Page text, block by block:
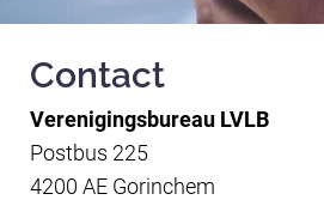
Contact
Verenigingsbureau LVLB
Postbus 225
4200 AE Gorinchem